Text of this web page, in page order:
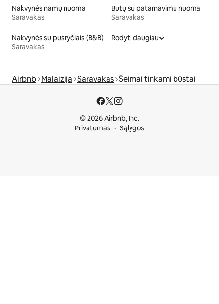
Nakvynės namų nuoma
Saravakas
Butų su patarnavimu nuoma
Saravakas
Nakvynės su pusryčiais (B&B)
Saravakas
Rodyti daugiau
Airbnb Malaizija Saravakas Šeimai tinkami būstai
© 2026 Airbnb, Inc.
Privatumas
Sąlygos